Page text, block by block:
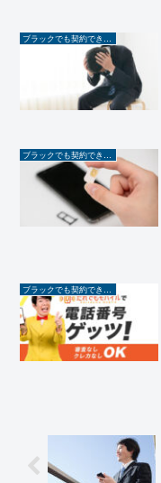
ブラックでも契約できる携帯
ブラックでも契約できる携帯